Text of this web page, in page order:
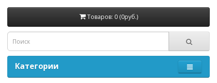
Товаров: 0 (0руб.)
Категории